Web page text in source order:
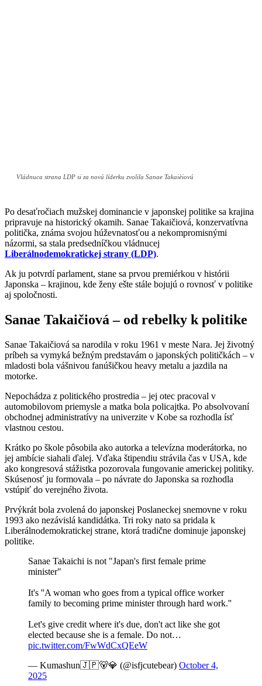
Vládnuca strana LDP si za novú líderku zvolila Sanae Takaièiovú
Po desaťročiach mužskej dominancie v japonskej politike sa krajina
pripravuje na historický okamih. Sanae Takaičiová, konzervatívna
politička, známa svojou húževnatosťou a nekompromisnými
názormi, sa stala predsedníčkou vládnucej
Liberálnodemokratickej strany (LDP).
Ak ju potvrdí parlament, stane sa prvou premiérkou v histórii
Japonska – krajinou, kde ženy ešte stále bojujú o rovnosť v politike
aj spoločnosti.
Sanae Takaičiová – od rebelky k politike
Sanae Takaičiová sa narodila v roku 1961 v meste Nara. Jej životný
príbeh sa vymyká bežným predstavám o japonských političkách – v
mladosti bola vášnivou fanúšičkou heavy metalu a jazdila na
motorke.
Nepochádza z politického prostredia – jej otec pracoval v
automobilovom priemysle a matka bola policajtka. Po absolvovaní
obchodnej administratívy na univerzite v Kobe sa rozhodla ísť
vlastnou cestou.
Krátko po škole pôsobila ako autorka a televízna moderátorka, no
jej ambície siahali ďalej. Vďaka štipendiu strávila čas v USA, kde
ako kongresová stážistka pozorovala fungovanie americkej politiky.
Skúsenosť ju formovala – po návrate do Japonska sa rozhodla
vstúpiť do verejného života.
Prvýkrát bola zvolená do japonskej Poslaneckej snemovne v roku
1993 ako nezávislá kandidátka. Tri roky nato sa pridala k
Liberálnodemokratickej strane, ktorá tradične dominuje japonskej
politike.
Sanae Takaichi is not "Japan's first female prime
minister"
It's ''A woman who goes from a typical office worker
family to becoming prime minister through hard work.''
Let's give credit where it's due, don't act like she got
elected because she is a female. Do not…
pic.twitter.com/FwWdCxQEeW
— Kumashun🇯🇵🐻💎 (@isfjcutebear) October 4,
2025